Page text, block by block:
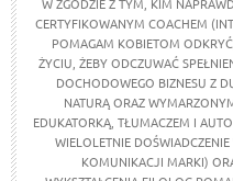
CERTYFIKOWANYM COACHEM
POMAGAM KOBIETOM
ŻYCIU, ŻEBY ODCZUWAĆ
DOCHODOWEGO BIZNESU Z
NATURĄ ORAZ
EDUKATORKĄ, TŁUMACZEM I
WIELOLETNIE
KOMUNIKACJI MARKI)